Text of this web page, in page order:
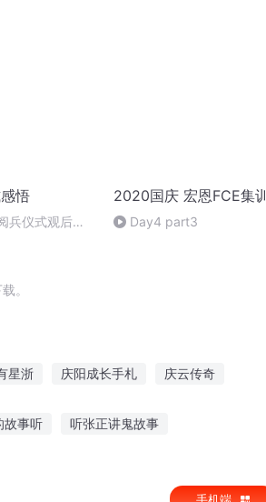
悟
兵仪式观后感
2020国庆 宏恩FCE集训
Day4 part3
。
星浙 庆阳成长手札 庆云传奇
故事听 听张正讲鬼故事